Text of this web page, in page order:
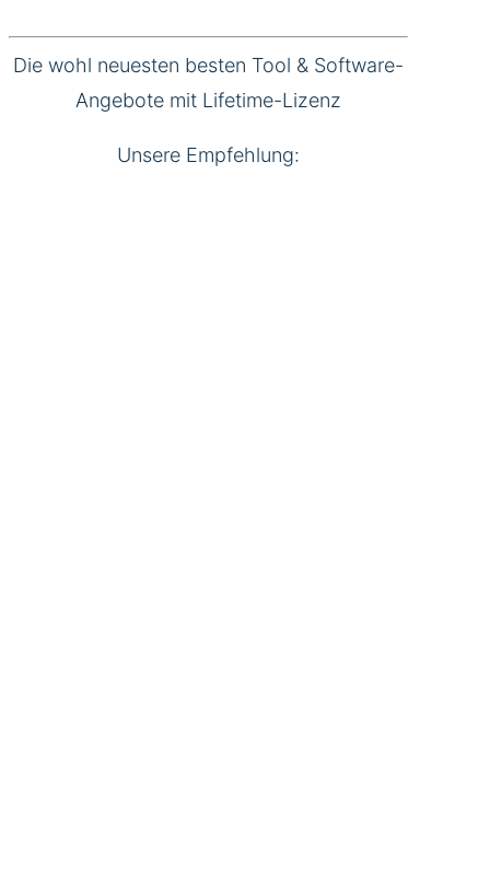
Die wohl neuesten besten Tool & Software-
Angebote mit Lifetime-Lizenz
Unsere Empfehlung: